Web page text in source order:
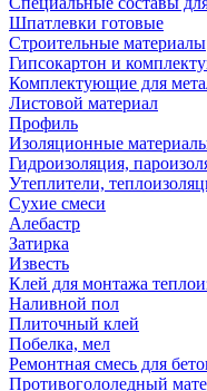
Шпатлевки готовые
Строительные материалы
Гипсокартон и
Комплектующие для
Листовой материал
Профиль
Изоляционные
Гидроизоляция,
Утеплители,
Сухие смеси
Алебастр
Затирка
Известь
Клей для монтажа
Наливной пол
Плиточный клей
Побелка, мел
Ремонтная смесь для
Противогололедный